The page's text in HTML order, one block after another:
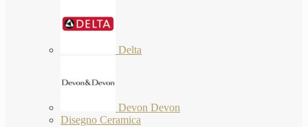
Delta
Devon Devon
Disegno Ceramica